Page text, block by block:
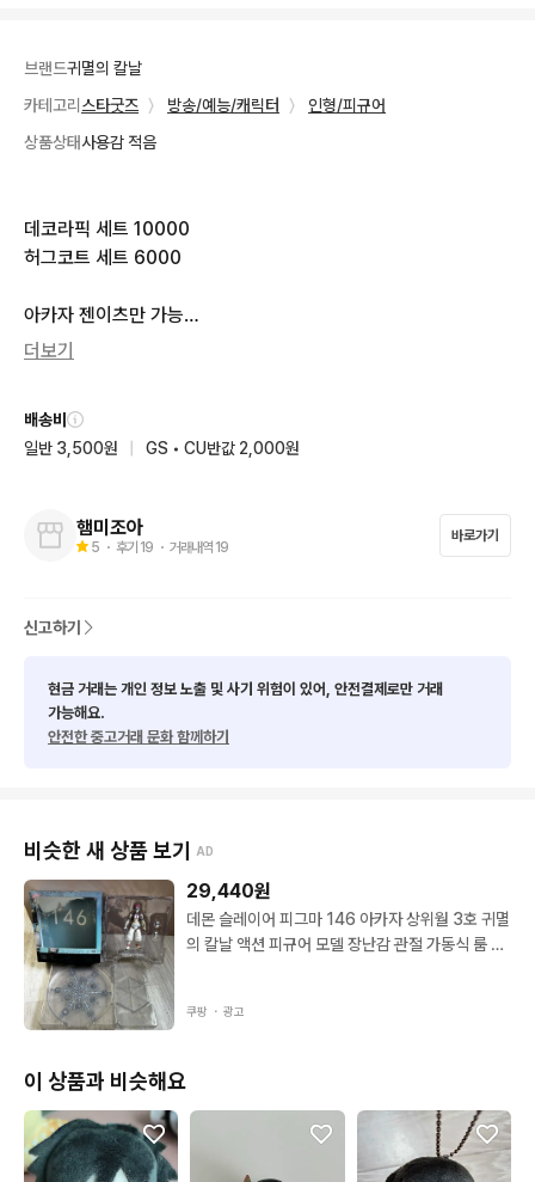
브랜드귀멸의 칼날
카테고리 스타굿즈 〉 방송/예능/캐릭터 〉
인형/피규어
상품상태사용감 적음
데코라픽 세트 10000
허그코트 세트 6000
아카자 젠이츠만 가능
렌고쿠만은 불가능
더보기
배송비
일반 3,500원
GS • CU반값 2,000원
햄미조아
5 ・ 후기 19 ・ 거래내역 19
바로가기
신고하기
현금 거래는 개인 정보 노출 및 사기 위험이 있어, 안전결제로만 거래
가능해요.
안전한 중고거래 문화 함께하기
비슷한 새 상품 보기 AD
29,440원
데몬 슬레이어 피그마 146 아카자 상위월 3호 귀멸
의 칼날 액션 피규어 모델 장난감 관절 가동식 룸 데
쿠팡 ・ 광고
이 상품과 비슷해요